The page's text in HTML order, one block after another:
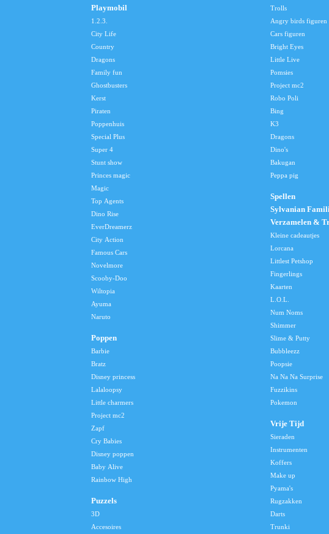
Playmobil
1.2.3.
City Life
Country
Dragons
Family fun
Ghostbusters
Kerst
Piraten
Poppenhuis
Special Plus
Super 4
Stunt show
Princes magic
Magic
Top Agents
Dino Rise
EverDreamerz
City Action
Famous Cars
Novelmore
Scooby-Doo
Wiltopia
Ayuma
Naruto
Poppen
Barbie
Bratz
Disney princess
Lalaloopsy
Little charmers
Project mc2
Zapf
Cry Babies
Disney poppen
Baby Alive
Rainbow High
Puzzels
3D
Accesoires
Trolls
Angry birds figuren
Cars figuren
Bright Eyes
Little Live
Pomsies
Project mc2
Robo Poli
Bing
K3
Dragons
Dino's
Bakugan
Peppa pig
Spellen
Sylvanian
Verzamelen &
Kleine cadeautjes
Lorcana
Littlest Petshop
Fingerlings
Kaarten
L.O.L.
Num Noms
Shimmer
Slime & Putty
Bubbleezz
Poopsie
Na Na Na Surprise
Fuzzikins
Pokemon
Vrije Tijd
Sieraden
Instrumenten
Koffers
Make up
Pyama's
Rugzakken
Darts
Trunki